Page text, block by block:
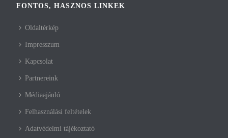
FONTOS, HASZNOS LINKEK
Oldaltérkép
Impresszum
Kapcsolat
Partnereink
Médiaajánló
Felhasználási feltételek
Adatvédelmi tájékoztató